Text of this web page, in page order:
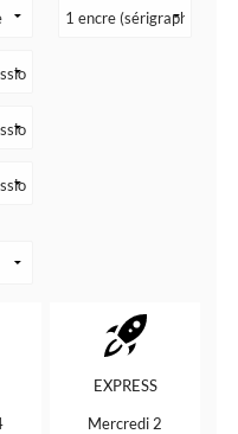
EXPRESS
Mercredi 2